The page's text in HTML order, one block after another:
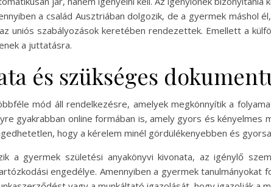
a család Ausztriában dolgozik, de a gyermek máshol
uniós szabályozások keretében rendezettek. Emellett a
a juttatásra.
és szükséges
mód áll rendelkezésre, amelyek megkönnyítik a
gyakrabban online formában is, amely gyors és kényelmes
hogy a kérelem minél gördülékenyebben és
a gyermek születési anyakönyvi kivonata, az igénylő
engedélye. Amennyiben a gyermek tanulmányokat